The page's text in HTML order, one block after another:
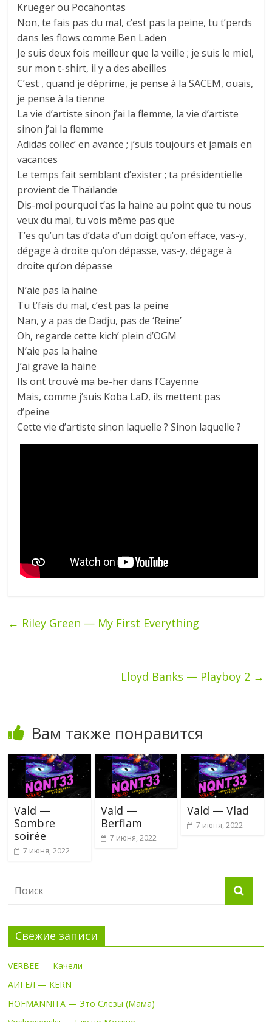
Krueger ou Pocahontas
Non, te fais pas du mal, c’est pas la peine, tu t’perds
dans les flows comme Ben Laden
Je suis deux fois meilleur que la veille ; je suis le miel,
sur mon t-shirt, il y a des abeilles
C’est , quand je déprime, je pense à la SACEM, ouais,
je pense à la tienne
La vie d’artiste sinon j’ai la flemme, la vie d’artiste
sinon j’ai la flemme
Adidas collec’ en avance ; j’suis toujours et jamais en
vacances
Le temps fait semblant d’exister ; ta présidentielle
provient de Thaïlande
Dis-moi pourquoi t’as la haine au point que tu nous
veux du mal, tu vois même pas que
T’es qu’un tas d’data d’un doigt qu’on efface, vas-y,
dégage à droite qu’on dépasse, vas-y, dégage à
droite qu’on dépasse
N’aie pas la haine
Tu t’fais du mal, c’est pas la peine
Nan, y a pas de Dadju, pas de ‘Reine’
Oh, regarde cette kich’ plein d’OGM
N’aie pas la haine
J’ai grave la haine
Ils ont trouvé ma be-her dans l’Cayenne
Mais, comme j’suis Koba LaD, ils mettent pas
d’peine
Cette vie d’artiste sinon laquelle ? Sinon laquelle ?
← Riley Green — My First Everything
Lloyd Banks — Playboy 2 →
Вам также понравится
Vald —
Sombre
soirée
7 июня, 2022
Vald —
Berflam
7 июня, 2022
Vald — Vlad
7 июня, 2022
Свежие записи
VERBEE — Качели
АИГЕЛ — KERN
HOFMANNITA — Это Слёзы (Мама)